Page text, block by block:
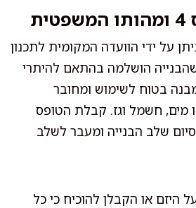
הניתן על ידי הוועדה המקומית לתכנון
הושלמה בהתאם להיתרי
בטוח לשימוש ומחובר
מים, חשמל וגז. קבלת הטופס
שלב הבנייה ומעבר לשלב
לקבל טופס 4, על היזם או הקבלן להוכיח כי כל